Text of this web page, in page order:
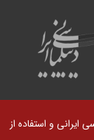
و استفاده از